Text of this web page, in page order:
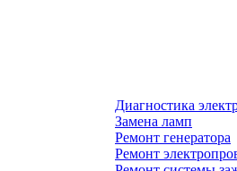
Диагностика
Замена ламп
Ремонт генератора
Ремонт